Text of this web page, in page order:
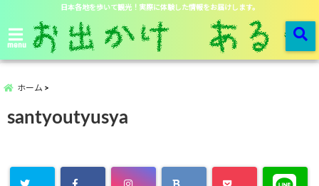
日本各地を歩いて観光！実際に体験した情報をお届けします。
menu
ホーム
santyoutyusya